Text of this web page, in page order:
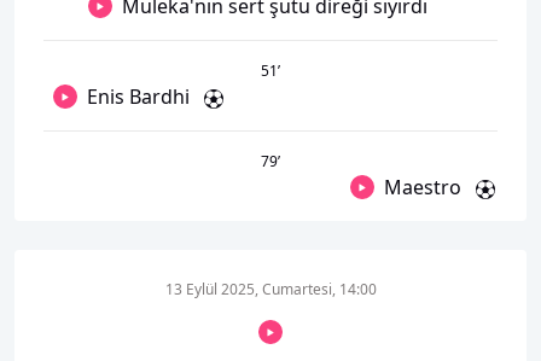
Muleka'nın sert şutu direği sıyırdı
51’
Enis Bardhi
79’
Maestro
13 Eylül 2025, Cumartesi, 14:00